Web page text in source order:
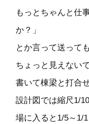
もっとちゃんと仕
か？」
とか言って送って
ちょっと見えない
書いて棟梁と打合
設計図では縮尺1/
場に入ると1/5～1/